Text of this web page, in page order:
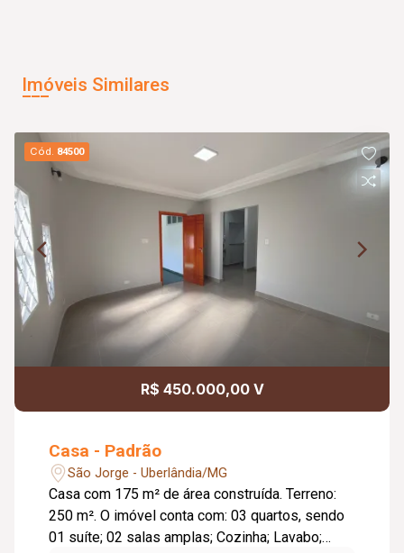
Imóveis Similares
Cód. 84500
R$ 450.000,00 V
Casa - Padrão
São Jorge - Uberlândia/MG
Casa com 175 m² de área construída. Terreno:
250 m². O imóvel conta com: 03 quartos, sendo
01 suíte; 02 salas amplas; Cozinha; Lavabo;